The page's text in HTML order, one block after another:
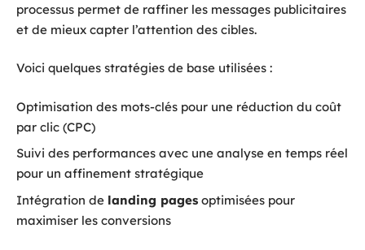
processus permet de raffiner les messages publicitaires
et de mieux capter l’attention des cibles.
Voici quelques stratégies de base utilisées :
Optimisation des mots-clés pour une réduction du coût
par clic (CPC)
Suivi des performances avec une analyse en temps réel
pour un affinement stratégique
Intégration de landing pages optimisées pour
maximiser les conversions